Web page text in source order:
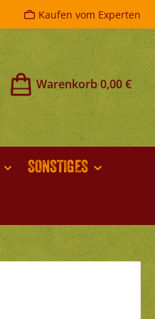
Kaufen vom Experten
Warenkorb0,00 €
SONSTIGES